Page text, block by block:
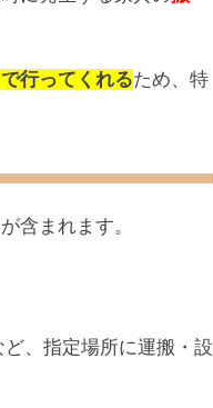
行ってくれるため、特
含まれます。
、指定場所に運搬・設